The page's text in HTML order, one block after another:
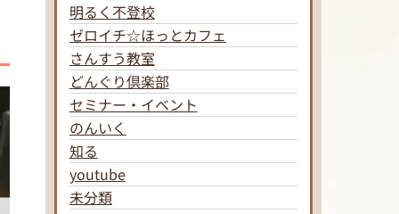
明るく不登校
ゼロイチ☆ほっとカフェ
さんすう教室
どんぐり倶楽部
セミナー・イベント
のんいく
知る
youtube
未分類